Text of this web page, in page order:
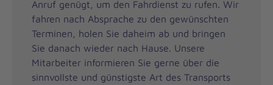
Anruf genügt, um den Fahrdienst zu rufen. Wir
fahren nach Absprache zu den gewünschten
Terminen, holen Sie daheim ab und bringen
Sie danach wieder nach Hause. Unsere
Mitarbeiter informieren Sie gerne über die
sinnvollste und günstigste Art des Transports